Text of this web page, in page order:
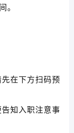
。
在下方扫码预
知入职注意事